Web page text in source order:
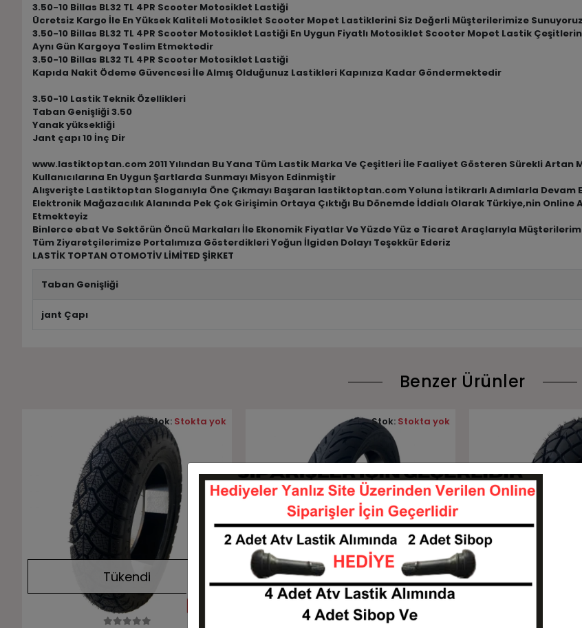
3.50-10 Billas BL32 TL 4PR Scooter Motosiklet Lastiği
Ücretsiz Kargo İle En Yüksek Kaliteli Motosiklet Scooter Mopet Lastiklerini Siz Değerli Müşterilerimize Sunuyoruz
3.50-10 Billas BL32 TL 4PR Scooter Motosiklet Lastiği En Uygun Fiyatlı Motosiklet Scooter Mopet Lastik
Aynı Gün Kargoya Teslim Etmektedir
3.50-10 Billas BL32 TL 4PR Scooter Motosiklet Lastiği
Kapıda Nakit Ödeme Güvencesi İle Almış Olduğunuz Lastikleri Kapınıza Kadar Göndermektedir
3.50-10 Lastik Teknik Özellikleri
Taban Genişliği 3.50
Yanak yüksekliği
Jant çapı 10 İnç Dir
www.lastiktoptan.com 2011 Yılından Bu Yana Tüm Lastik Marka Ve Çeşitleri İle Faaliyet Gösteren Sürekli
Kullanıcılarına En Uygun Şartlarda Sunmayı Misyon Edinmiştir
Alışverişte Lastiktoptan Sloganıyla Öne Çıkmayı Başaran lastiktoptan.com Yoluna İstikrarlı Adımlarla Devam
Elektronik Mağazacılık Alanında Pek Çok Girişimin Ortaya Çıktığı Bu Dönemde İddialı Olarak Türkiye,nin
Etmekteyiz
Binlerce ebat Ve Sektörün Öncü Markaları İle Ekonomik Fiyatlar Ve Yüzde Yüz e Ticaret Araçlarıyla
Tüm Ziyaretçilerimize Portalımıza Gösterdikleri Yoğun İlgiden Dolayı Teşekkür Ederiz
LASTİK TOPTAN OTOMOTİV LİMİTED ŞİRKET
Taban Genişliği
jant Çapı
Benzer Ürünler
Tükendi
Stok: Stokta yok Stok: Stokta yok